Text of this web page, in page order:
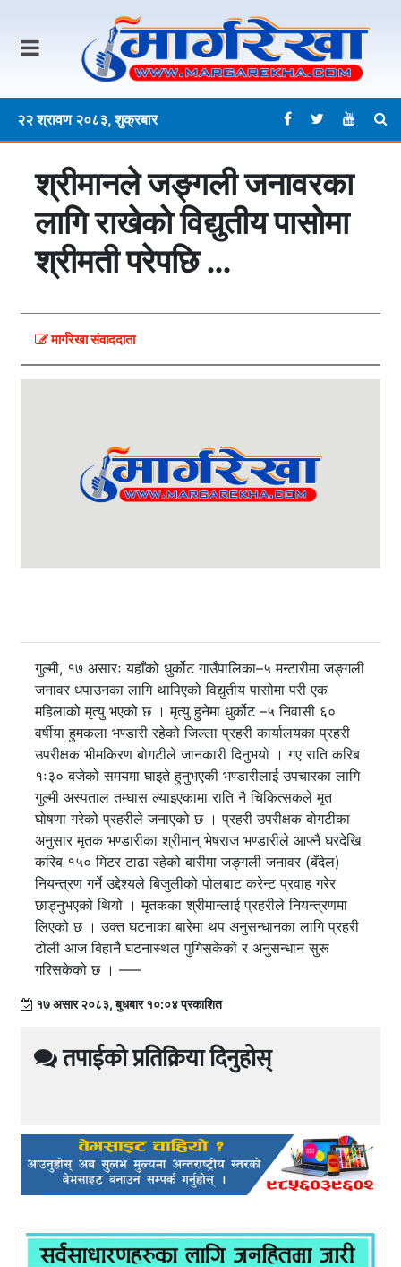
२२ श्रावण २०८३, शुक्रबार
श्रीमानले जङ्गली जनावरका
लागि राखेको विद्युतीय पासोमा
श्रीमती परेपछि …
मार्गरेखा संवाददाता
गुल्मी, १७ असारः यहाँको धुर्कोट गाउँपालिका–५ मन्टारीमा जङ्गली
जनावर धपाउनका लागि थापिएको विद्युतीय पासोमा परी एक
महिलाको मृत्यु भएको छ । मृत्यु हुनेमा धुर्कोट –५ निवासी ६०
वर्षीया हुमकला भण्डारी रहेको जिल्ला प्रहरी कार्यालयका प्रहरी
उपरीक्षक भीमकिरण बोगटीले जानकारी दिनुभयो । गए राति करिब
१ः३० बजेको समयमा घाइते हुनुभएकी भण्डारीलाई उपचारका लागि
गुल्मी अस्पताल तम्घास ल्याइएकामा राति नै चिकित्सकले मृत
घोषणा गरेको प्रहरीले जनाएको छ । प्रहरी उपरीक्षक बोगटीका
अनुसार मृतक भण्डारीका श्रीमान् भेषराज भण्डारीले आफ्नै घरदेखि
करिब १५० मिटर टाढा रहेको बारीमा जङ्गली जनावर (बँदेल)
नियन्त्रण गर्ने उद्देश्यले बिजुलीको पोलबाट करेन्ट प्रवाह गरेर
छाड्नुभएको थियो । मृतकका श्रीमान्लाई प्रहरीले नियन्त्रणमा
लिएको छ । उक्त घटनाका बारेमा थप अनुसन्धानका लागि प्रहरी
टोली आज बिहानै घटनास्थल पुगिसकेको र अनुसन्धान सुरू
गरिसकेको छ । –––
१७ असार २०८३, बुधबार १०:०४ प्रकाशित
तपाईको प्रतिक्रिया दिनुहोस्